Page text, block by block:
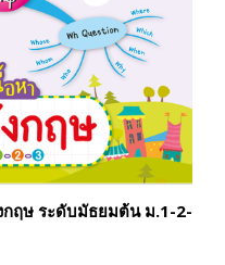
กฤษ ระดับมัธยมต้น ม.1-2-